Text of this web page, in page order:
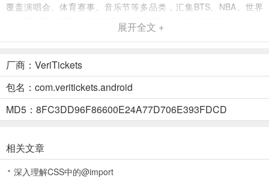
覆盖演唱会、体育赛事、音乐节等多品类，汇集BTS、NBA、世界
杯、五月天、邓紫棋等国际及华语顶级IP，一个平台即可锁定全球心
【极速出票送达】
库存门票最快12小时内完成出票并发送电子票，扫码即可入场，大幅
缩短等待周期，告别传统购票漫长的物流与排队焦虑。
【多语言多币种无缝支付】
支持中文、英文等多语言界面，覆盖人民币、港币、美元等多币种结
算，并集成支付宝、AlipayHK及Apple Pay，海内外用户均可一键下
单。
展开全文 +
厂商：VeriTickets
包名：com.veritickets.android
MD5：8FC3DD96F86600E24A77D706E393FDCD
相关文章
深入理解CSS中的@import